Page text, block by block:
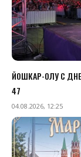
ЙОШКАР-ОЛУ С
47
04.08.2026, 12:25